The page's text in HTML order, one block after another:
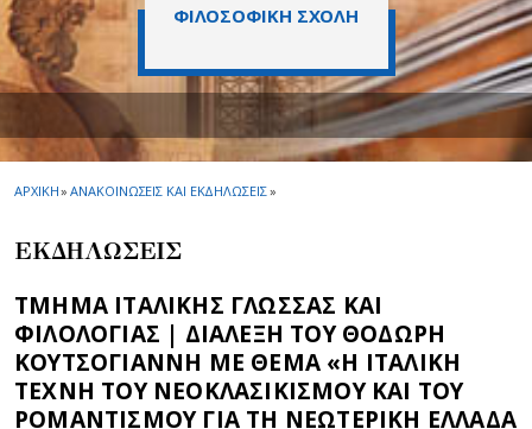
ΦΙΛΟΣΟΦΙΚΗ ΣΧΟΛΗ
ΑΡΧΙΚΗ» ΑΝΑΚΟΙΝΩΣΕΙΣ ΚΑΙ ΕΚΔΗΛΩΣΕΙΣ»
ΕΚΔΗΛΩΣΕΙΣ
ΤΜΗΜΑ ΙΤΑΛΙΚΗΣ ΓΛΩΣΣΑΣ ΚΑΙ
ΦΙΛΟΛΟΓΙΑΣ | ΔΙΑΛΕΞΗ ΤΟΥ ΘΟΔΩΡΗ
ΚΟΥΤΣΟΓΙΑΝΝΗ ΜΕ ΘΕΜΑ «Η ΙΤΑΛΙΚΗ
ΤΕΧΝΗ ΤΟΥ ΝΕΟΚΛΑΣΙΚΙΣΜΟΥ ΚΑΙ ΤΟΥ
ΡΟΜΑΝΤΙΣΜΟΥ ΓΙΑ ΤΗ ΝΕΩΤΕΡΙΚΗ ΕΛΛΑΔΑ